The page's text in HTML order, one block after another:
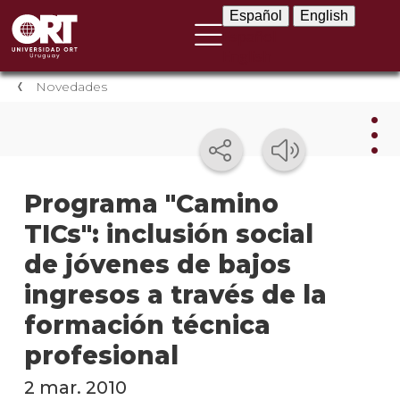
Español English
Novedades
Programa "Camino
TICs": inclusión social
de jóvenes de bajos
ingresos a través de la
formación técnica
profesional
2 mar. 2010